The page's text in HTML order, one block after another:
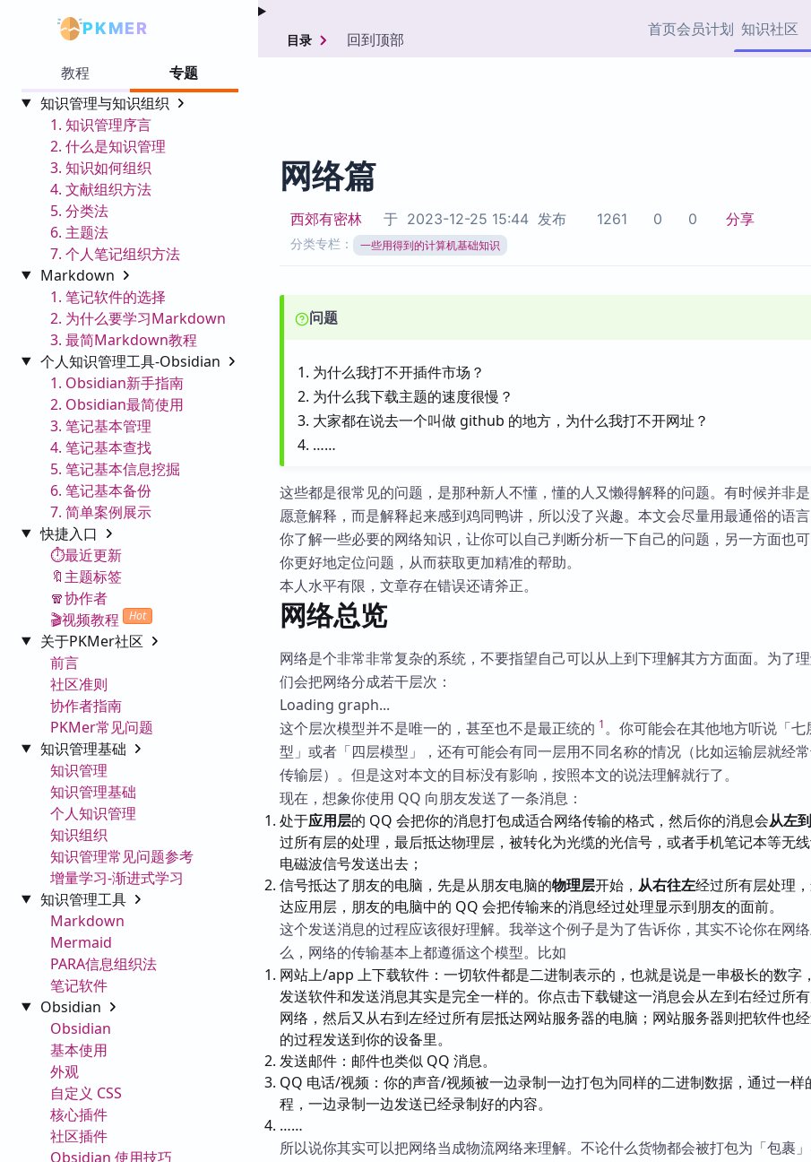
PKMER 首页会员计划 知识社区
Obsidian 专题
Obsidian 社区插件
加速访问 Obsidian 官方
教程
专题
知识管理与知识组织
1. 知识管理序言
2. 什么是知识管理
3. 知识如何组织
4. 文献组织方法
5. 分类法
6. 主题法
7. 个人笔记组织方法
Markdown
1. 笔记软件的选择
2. 为什么要学习Markdown
3. 最简Markdown教程
个人知识管理工具-Obsidian
1. Obsidian新手指南
2. Obsidian最简使用
3. 笔记基本管理
4. 笔记基本查找
5. 笔记基本信息挖掘
6. 笔记基本备份
7. 简单案例展示
快捷入口
⏱️最近更新
🔖主题标签
🧣协作者
🎬视频教程
Hot
关于PKMer社区
前言
社区准则
协作者指南
PKMer常见问题
知识管理基础
知识管理
知识管理基础
个人知识管理
知识组织
知识管理常见问题参考
增量学习-渐进式学习
知识管理工具
Markdown
Mermaid
PARA信息组织法
笔记软件
Obsidian
Obsidian
基本使用
外观
自定义 CSS
核心插件
社区插件
Obsidian 使用技巧
目录 回到顶部
网络篇
西郊有密林 于 2023-12-25 15:44 发布 1261 0 0 分享
分类专栏： 一些用得到的计算机基础知识
问题
为什么我打不开插件市场？
为什么我下载主题的速度很慢？
大家都在说去一个叫做 github 的地方，为什么我打不开网址？
……
这些都是很常见的问题，是那种新人不懂，懂的人又懒得解释的问题。有时候并非
愿意解释，而是解释起来感到鸡同鸭讲，所以没了兴趣。本文会尽量用最通俗的语
你了解一些必要的网络知识，让你可以自己判断分析一下自己的问题，另一方面也
你更好地定位问题，从而获取更加精准的帮助。
本人水平有限，文章存在错误还请斧正。
网络总览
网络是个非常非常复杂的系统，不要指望自己可以从上到下理解其方方面面。为了
们会把网络分成若干层次：
Loading graph...
这个层次模型并不是唯一的，甚至也不是最正统的 1。你可能会在其他地方听说「七
型」或者「四层模型」，还有可能会有同一层用不同名称的情况（比如运输层就经
传输层）。但是这对本文的目标没有影响，按照本文的说法理解就行了。
现在，想象你使用 QQ 向朋友发送了一条消息：
处于应用层的 QQ 会把你的消息打包成适合网络传输的格式，然后你的消息会从左
过所有层的处理，最后抵达物理层，被转化为光缆的光信号，或者手机笔记本等无
电磁波信号发送出去；
信号抵达了朋友的电脑，先是从朋友电脑的物理层开始， 从右往左经过所有层处理
达应用层，朋友的电脑中的 QQ 会把传输来的消息经过处理显示到朋友的面前。
这个发送消息的过程应该很好理解。我举这个例子是为了告诉你，其实不论你在网
么，网络的传输基本上都遵循这个模型。比如
网站上/app 上下载软件：一切软件都是二进制表示的，也就是说是一串极长的数字
发送软件和发送消息其实是完全一样的。你点击下载键这一消息会从左到右经过所
网络，然后又从右到左经过所有层抵达网站服务器的电脑；网站服务器则把软件也
的过程发送到你的设备里。
发送邮件：邮件也类似 QQ 消息。
QQ 电话/视频：你的声音/视频被一边录制一边打包为同样的二进制数据，通过一样
程，一边录制一边发送已经录制好的内容。
……
所以说你其实可以把网络当成物流网络来理解。不论什么货物都会被打包为「包裹